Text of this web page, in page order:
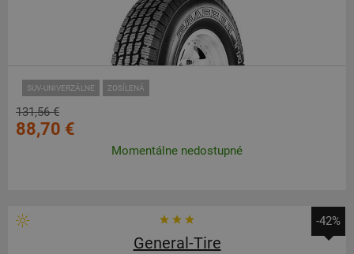
SUV-UNIVERZÁLNE ZOSÍLENÁ
131,56 €
88,70 €
Momentálne nedostupné
-42%
General-Tire